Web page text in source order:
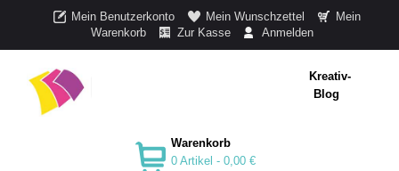
Mein Benutzerkonto Mein Wunschzettel
Mein
Warenkorb
Zur Kasse Anmelden
Kreativ-
Blog
Warenkorb
0 Artikel - 0,00 €